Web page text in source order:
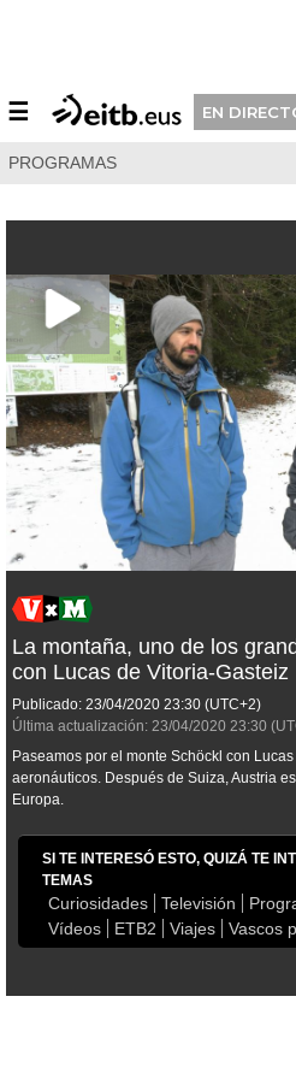
☰ EN
PROGRAMAS
La montaña, uno de los
con Lucas de Vitoria-Gasteiz
Publicado: 23/04/2020 23:30 (UTC+2)
Última actualización: 23/04/2020 23:30
Paseamos por el monte Schöckl con
aeronáuticos. Después de Suiza, Austria
Europa.
SI TE INTERESÓ ESTO, QUIZÁ TE
TEMAS
Curiosidades Televisión
Vídeos
ETB2 Viajes Vascos